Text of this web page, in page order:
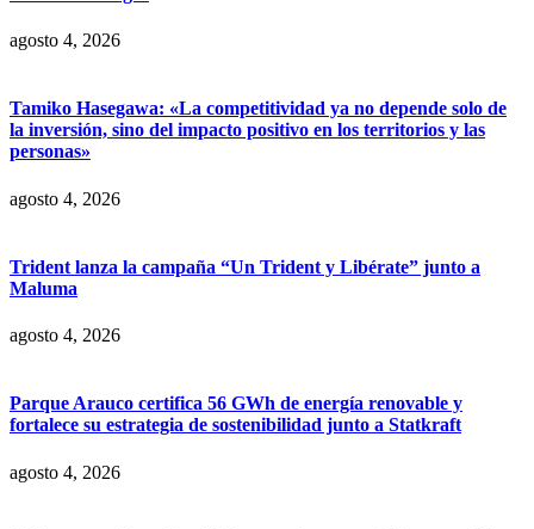
agosto 4, 2026
Tamiko Hasegawa: «La competitividad ya no depende solo de
la inversión, sino del impacto positivo en los territorios y las
personas»
agosto 4, 2026
Trident lanza la campaña “Un Trident y Libérate” junto a
Maluma
agosto 4, 2026
Parque Arauco certifica 56 GWh de energía renovable y
fortalece su estrategia de sostenibilidad junto a Statkraft
agosto 4, 2026